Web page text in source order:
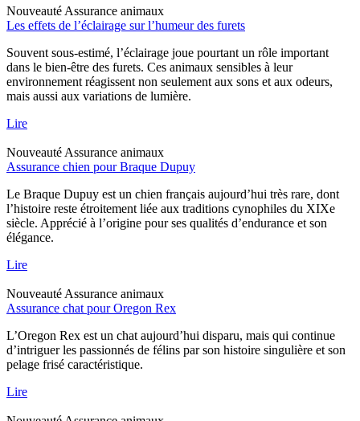
Nouveauté Assurance animaux
Les effets de l’éclairage sur l’humeur des furets
Souvent sous-estimé, l’éclairage joue pourtant un rôle important
dans le bien-être des furets. Ces animaux sensibles à leur
environnement réagissent non seulement aux sons et aux odeurs,
mais aussi aux variations de lumière.
Lire
Nouveauté Assurance animaux
Assurance chien pour Braque Dupuy
Le Braque Dupuy est un chien français aujourd’hui très rare, dont
l’histoire reste étroitement liée aux traditions cynophiles du XIXe
siècle. Apprécié à l’origine pour ses qualités d’endurance et son
élégance.
Lire
Nouveauté Assurance animaux
Assurance chat pour Oregon Rex
L’Oregon Rex est un chat aujourd’hui disparu, mais qui continue
d’intriguer les passionnés de félins par son histoire singulière et son
pelage frisé caractéristique.
Lire